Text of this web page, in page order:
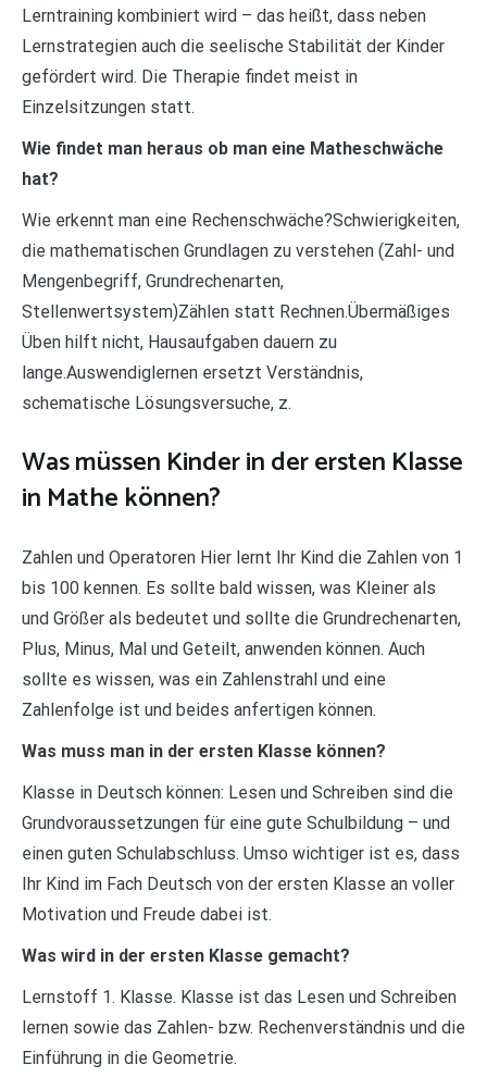
Lerntraining kombiniert wird – das heißt, dass neben
Lernstrategien auch die seelische Stabilität der Kinder
gefördert wird. Die Therapie findet meist in
Einzelsitzungen statt.
Wie findet man heraus ob man eine Matheschwäche
hat?
Wie erkennt man eine Rechenschwäche?Schwierigkeiten,
die mathematischen Grundlagen zu verstehen (Zahl- und
Mengenbegriff, Grundrechenarten,
Stellenwertsystem)Zählen statt Rechnen.Übermäßiges
Üben hilft nicht, Hausaufgaben dauern zu
lange.Auswendiglernen ersetzt Verständnis,
schematische Lösungsversuche, z.
Was müssen Kinder in der ersten Klasse
in Mathe können?
Zahlen und Operatoren Hier lernt Ihr Kind die Zahlen von 1
bis 100 kennen. Es sollte bald wissen, was Kleiner als
und Größer als bedeutet und sollte die Grundrechenarten,
Plus, Minus, Mal und Geteilt, anwenden können. Auch
sollte es wissen, was ein Zahlenstrahl und eine
Zahlenfolge ist und beides anfertigen können.
Was muss man in der ersten Klasse können?
Klasse in Deutsch können: Lesen und Schreiben sind die
Grundvoraussetzungen für eine gute Schulbildung – und
einen guten Schulabschluss. Umso wichtiger ist es, dass
Ihr Kind im Fach Deutsch von der ersten Klasse an voller
Motivation und Freude dabei ist.
Was wird in der ersten Klasse gemacht?
Lernstoff 1. Klasse. Klasse ist das Lesen und Schreiben
lernen sowie das Zahlen- bzw. Rechenverständnis und die
Einführung in die Geometrie.